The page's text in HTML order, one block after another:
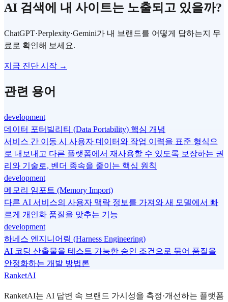
AI 검색에 내 사이트는 노출되고 있을까?
ChatGPT·Perplexity·Gemini가 내 브랜드를 어떻게 답하는지 무
료로 확인해 보세요.
지금 진단 시작 →
관련 용어
development
데이터 포터빌리티 (Data Portability) 핵심 개념
서비스 간 이동 시 사용자 데이터와 작업 이력을 표준 형식으
로 내보내고 다른 플랫폼에서 재사용할 수 있도록 보장하는 권
리와 기술로, 벤더 종속을 줄이는 핵심 원칙
development
메모리 임포트 (Memory Import)
다른 AI 서비스의 사용자 맥락 정보를 가져와 새 모델에서 빠
르게 개인화 품질을 맞추는 기능
development
하네스 엔지니어링 (Harness Engineering)
AI 코딩 산출물을 테스트 가능한 승인 조건으로 묶어 품질을
안정화하는 개발 방법론
RanketAI
RanketAI는 AI 답변 속 브랜드 가시성을 측정·개선하는 플랫폼